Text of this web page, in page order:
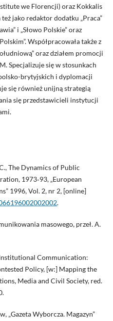
we Florencji) oraz Kokkalis
jako redaktor dodatku „Praca”
i „Słowo Polskie” oraz
Współpracowała także z
oraz działem promocji
Specjalizuje się w stosunkach
brytyjskich i dyplomacji
się również unijną strategią
się przedstawicieli instytucji
The Dynamics of Public
1973‑93, „European
1996, Vol. 2, nr 2, [online]
.
masowego, przeł. A.
Institutional Communication:
Policy, [w:] Mapping the
Media and Civil Society, red.
„Gazeta Wyborcza. Magazyn”